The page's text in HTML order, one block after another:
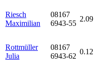
Riesch
Maximilian
08167
6943-55
2.09
Rottmüller
Julia
08167
6943-62
0.12